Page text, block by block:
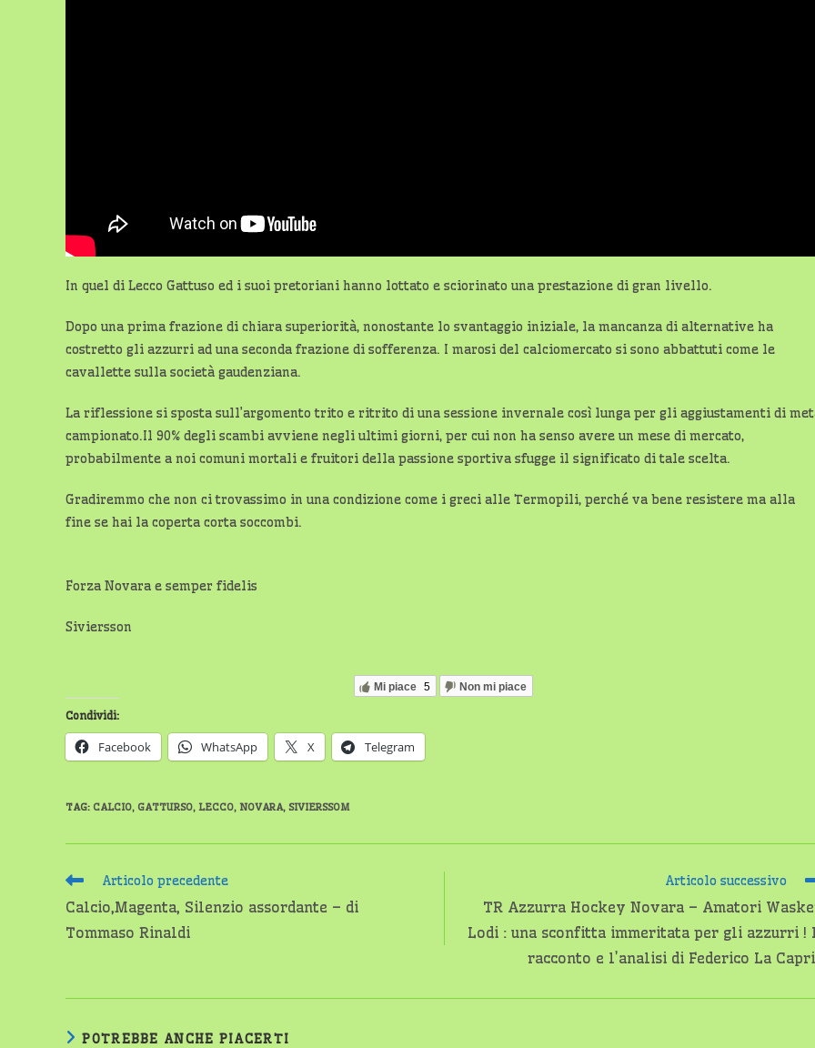
In quel di Lecco Gattuso ed i suoi pretoriani hanno lottato e sciorinato una prestazione di gran livello.
Dopo una prima frazione di chiara superiorità, nonostante lo svantaggio iniziale, la mancanza di alternative ha
costretto gli azzurri ad una seconda frazione di sofferenza. I marosi del calciomercato si sono abbattuti come le
cavallette sulla società gaudenziana.
La riflessione si sposta sull’argomento trito e ritrito di una sessione invernale così lunga per gli aggiustamenti di
campionato.Il 90% degli scambi avviene negli ultimi giorni, per cui non ha senso avere un mese di mercato,
probabilmente a noi comuni mortali e fruitori della passione sportiva sfugge il significato di tale scelta.
Gradiremmo che non ci trovassimo in una condizione come i greci alle Termopili, perché va bene resistere ma alla
fine se hai la coperta corta soccombi.
Forza Novara e semper fidelis
Siviersson
Mi piace 5 Non mi piace
Condividi:
Facebook WhatsApp X Telegram
TAG: CALCIO, GATTURSO, LECCO, NOVARA, SIVIERSSOM
Leggi
articoli
Articolo precedente
Calcio,Magenta, Silenzio assordante – di
Tommaso Rinaldi
Articolo successivo
TR Azzurra Hockey Novara – Amatori
Lodi : una sconfitta immeritata per gli azzurri !
racconto e l’analisi di Federico La
POTREBBE ANCHE PIACERTI